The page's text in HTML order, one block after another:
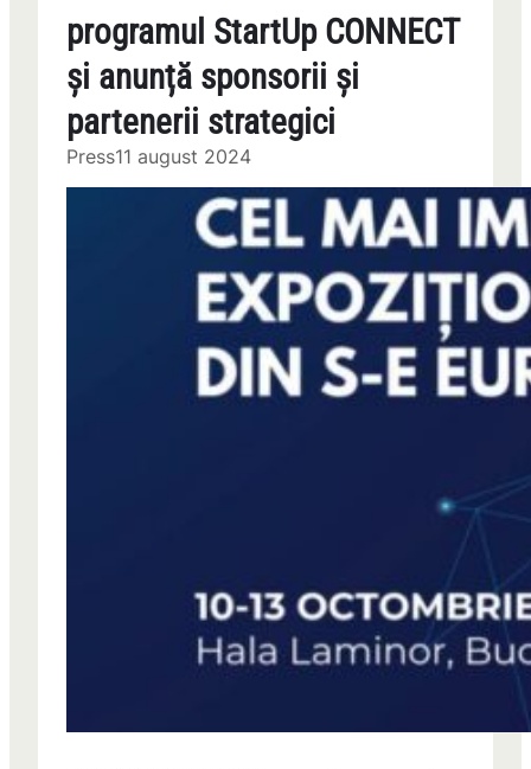
programul StartUp CONNECT
și anunță sponsorii și
partenerii strategici
Press11 august 2024